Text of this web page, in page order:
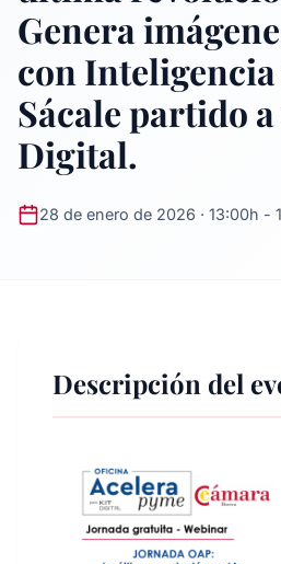
Genera
con
Sácale partido
Digital.
28 de enero de 2026 · 13:00h -
Descripción del